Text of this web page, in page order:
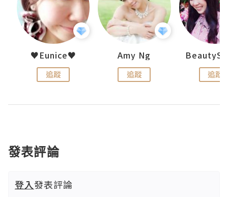
♥Eunice♥
追蹤
Amy Ng
追蹤 追蹤
發表評論
登入發表評論